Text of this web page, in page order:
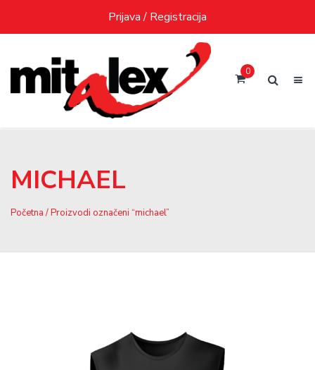
content
Prijava / Registracija
0
MICHAEL
Početna / Proizvodi označeni “michael”